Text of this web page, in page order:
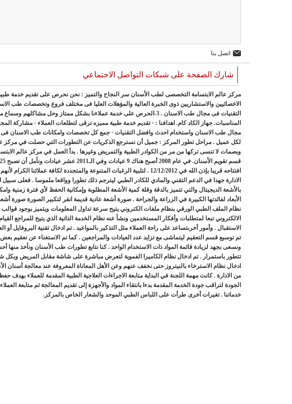
اتصل بنا
شارك الصفحة على شبكات التواصل الاجتماعي
التقنيات فى مجال طب الاسنان . 3-الحرص على خدمة عملاءنا بشكل ممتاز وحل
المناسبات. جهاز الكاد كام. اهدافنا : · تقديم خدمة طبية مميزه ترقى لتطلعات العملاء · مشاركة
مجال طب الاسنان واستخدام احدث وافضل التقنيات · جمع كل تخصصات وامكانات طب الاسنان فى
لكل عميل . مراحل تطور المركز : جميل أن نسترجع الذكريات عن التطورات التي حصلت في مركز
افتتاحه قريبا بإذن الله في 12/12/2012 . لتلبية الرغبات المتنوعة والمتجددة
الادارة جهدا في الدعم التقني والمادي للكادر الطبي ليترجم ذلك تطورا وواقعا ملموسا . فعلى سبيل
بالأشعة الديجيتال والتي تتميز بالدقة وقلة كمية الأشعة المطلوبة وإمكانية الحفظ لأي فترة زمنية
الأبعاد لفائدتها الكبيرة في الزراعة والجراحة . صورة أشعة عادية قديمة انقر لتكبير الصورة صورة
نظام الملف الطبي الورقي بنظام ملفات الكتروني يتيح سرعة تداول المعلومات ويتميز بوجود
الالكتروني تبعا لمتطلبات وأفكار المستخدمين ونشأ عنه نظام الخدمة الذاتية الذي يتيح للمراجع
الاستقبال . وأمور أخرىتساعد على راحة العملاء مثل التذكير بالمواعيد . تم ادخال تقنية البروفايل
تم توسيع قسم التعقيم ليتماشى مع تزايد عدد العيادات والمراجعين . كما تم الاستغناء عن تعقيم بعض
ونسعى بجهد لزيادة قائمة المواد ذات الاستخدام الواحد . كنا نتابع تطورات طب الأسنان ونأخذ منها
تتطور باستمرار . تم ادخال نظام الكاميرا الفموية لتعرض مباشرة على شاشة مقابل المريض وبكل
ادخال نظام الاسترخاء بالنيتروز حتى نخفف عنهم وعن الأهل المعاناة المعروفة عند معالجة
من الادارة . كانت مهمة اللجنة في البداية متابعة الاجراءات العلاجية الطبية المقدمة للعملاء
الجودة لتراقب جودة الخدمة المقدمة بدءا بانتقاء المواد والأجهزة إلى تقديم المعالجة ثم متابعة
خدماتنا . تغيرات أخرى طرأت على اللباس الطبي الموحد والشعار الخاص بالمركز.